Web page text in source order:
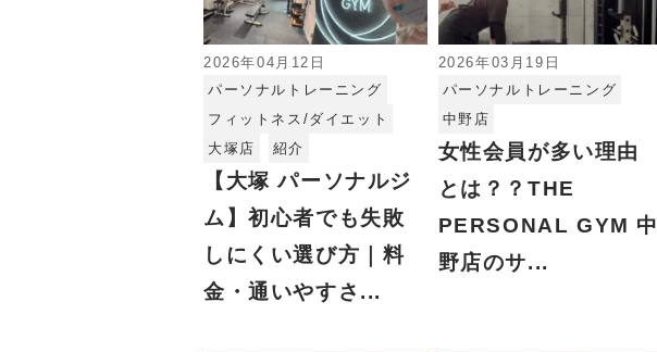
2026年04月12日
パーソナルトレーニング
フィットネス/ダイエット
大塚店
紹介
【大塚 パーソナルジ
ム】初心者でも失敗
しにくい選び方｜料
金・通いやすさ...
2026年03月19日
パーソナルトレーニング
中野店
女性会員が多い理由
とは？？THE
PERSONAL GYM 中
野店のサ...